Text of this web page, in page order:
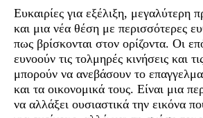
Ευκαιρίες για εξέλιξη, μεγαλύτερη
και μια νέα θέση με περισσότερες
πως βρίσκονται στον ορίζοντα. Οι
ευνοούν τις τολμηρές κινήσεις και
μπορούν να ανεβάσουν το
και τα οικονομικά τους. Είναι μια
να αλλάξει ουσιαστικά την εικόνα